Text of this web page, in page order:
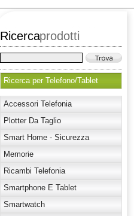
Ricercaprodotti
Ricerca per Telefono/Tablet
Accessori Telefonia
Plotter Da Taglio
Smart Home - Sicurezza
Memorie
Ricambi Telefonia
Smartphone E Tablet
Smartwatch